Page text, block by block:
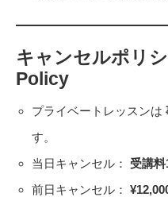
キャンセルポリ
Policy
プライベートレッスンは
す。
当日キャンセル： 受講料
前日キャンセル：